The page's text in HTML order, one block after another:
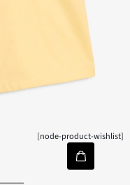
[node-product-wishlist]